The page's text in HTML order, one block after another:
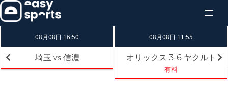
08月08日 16:50
埼玉 vs 信濃
08月08日 11:55
オリックス 3-6 ヤクルト
有料